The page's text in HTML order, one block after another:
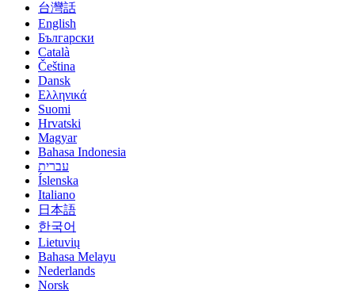
台灣話
English
Български
Català
Čeština
Dansk
Eλληνικά
Suomi
Hrvatski
Magyar
Bahasa Indonesia
עברית
Íslenska
Italiano
日本語
한국어
Lietuvių
Bahasa Melayu
Nederlands
Norsk